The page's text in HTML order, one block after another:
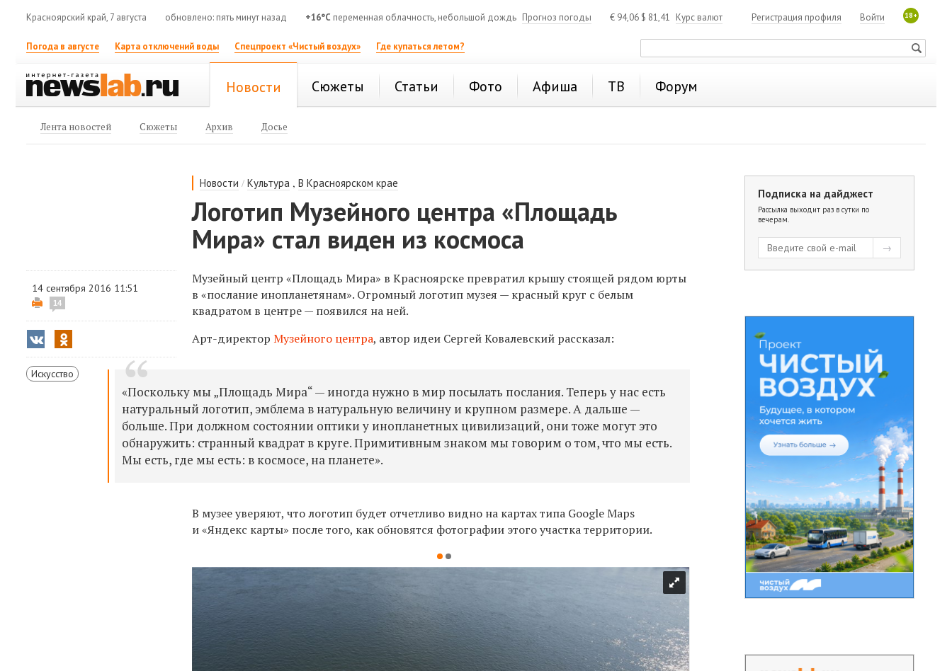
Красноярский край, 7 августа обновлено: пять минут назад +16°C переменная облачность, небольшой дождь Прогноз погоды € 94,06 $ 81,41 Курс валют 18+
Войти
Регистрация профиля
Погода в августе Карта отключений воды Спецпроект «Чистый воздух» Где купаться летом?
Новости Сюжеты Статьи Фото Афиша ТВ Форум
Лента новостей Сюжеты Архив Досье
Новости /Культура ,В Красноярском крае
Логотип Музейного центра «Площадь
Мира» стал виден из космоса
14 сентября 2016 11:51
14
Искусство
Музейный центр «Площадь Мира» в Красноярске превратил крышу стоящей рядом юрты
в «послание инопланетянам». Огромный логотип музея — красный круг с белым
квадратом в центре — появился на ней.
Арт-директорМузейного центра, автор идеи Сергей Ковалевский рассказал:
«Поскольку мы „Площадь Мира“ — иногда нужно в мир посылать послания. Теперь у нас есть
натуральный логотип, эмблема в натуральную величину и крупном размере. А дальше —
больше. При должном состоянии оптики у инопланетных цивилизаций, они тоже могут это
обнаружить: странный квадрат в круге. Примитивным знаком мы говорим о том, что мы есть.
Мы есть, где мы есть: в космосе, на планете».
В музее уверяют, что логотип будет отчетливо видно на картах типа Google Maps
и «Яндекс карты» после того, как обновятся фотографии этого участка территории.
Подписка на дайджест
Рассылка выходит раз в сутки по
вечерам.